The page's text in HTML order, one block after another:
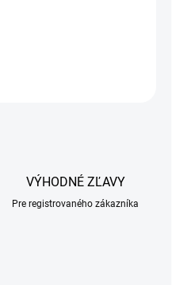
VÝHODNÉ ZĽAVY
Pre registrovaného zákazníka